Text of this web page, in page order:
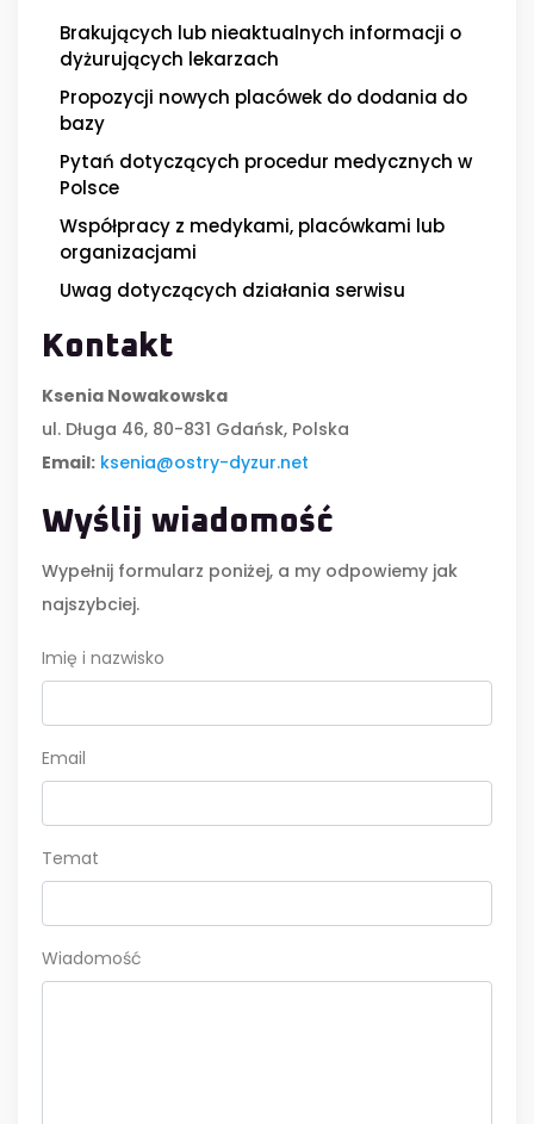
Brakujących lub nieaktualnych informacji o
dyżurujących lekarzach
Propozycji nowych placówek do dodania do
bazy
Pytań dotyczących procedur medycznych w
Polsce
Współpracy z medykami, placówkami lub
organizacjami
Uwag dotyczących działania serwisu
Kontakt
Ksenia Nowakowska
ul. Długa 46, 80-831 Gdańsk, Polska
Email: ksenia@ostry-dyzur.net
Wyślij wiadomość
Wypełnij formularz poniżej, a my odpowiemy jak
najszybciej.
Imię i nazwisko
Email
Temat
Wiadomość